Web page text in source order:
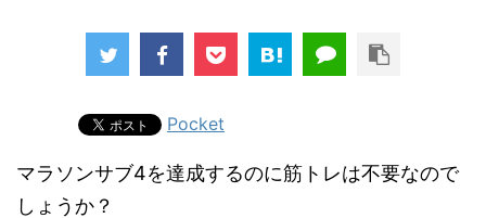
Pocket
マラソンサブ4を達成するのに筋トレは不要なので
しょうか？